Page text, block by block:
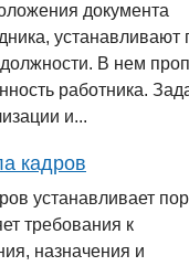
документа
устанавливают
В нем
работника.
и...
кадров
устанавливает
требования к
назначения и